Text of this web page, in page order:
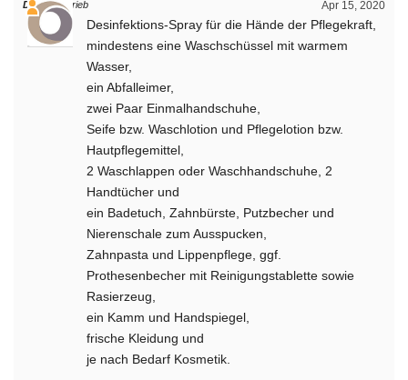
Apr 15, 2020
Daniel schrieb
Desinfektions-Spray für die Hände der Pflegekraft,
mindestens eine Waschschüssel mit warmem
Wasser,
ein Abfalleimer,
zwei Paar Einmalhandschuhe,
Seife bzw. Waschlotion und Pflegelotion bzw.
Hautpflegemittel,
2 Waschlappen oder Waschhandschuhe, 2
Handtücher und
ein Badetuch, Zahnbürste, Putzbecher und
Nierenschale zum Ausspucken,
Zahnpasta und Lippenpflege, ggf.
Prothesenbecher mit Reinigungstablette sowie
Rasierzeug,
ein Kamm und Handspiegel,
frische Kleidung und
je nach Bedarf Kosmetik.